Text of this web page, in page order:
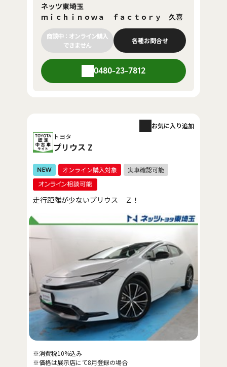
ネッツ東埼玉
ｍｉｃｈｉｎｏｗａ ｆａｃｔｏｒｙ 久喜
商談中：オンライン購入
できません
各種お問合せ
0480-23-7812
トヨタ
プリウス Z
お気に入り追加
走行距離が少ないプリウス Ｚ！
※消費税10%込み
※価格は展示店にて8月登録の場合